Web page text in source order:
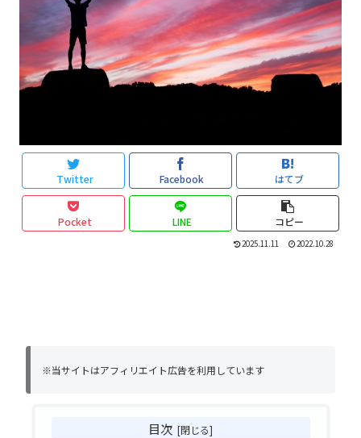
Twitter Facebook はてブ
Pocket LINE コピー
2025.11.11 2022.10.28
※当サイトはアフィリエイト広告を利用しています
目次